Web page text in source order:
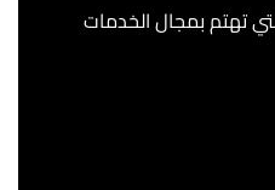
تهتم بمجال الخدمات